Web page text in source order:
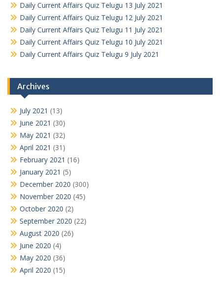
Daily Current Affairs Quiz Telugu 13 July 2021
Daily Current Affairs Quiz Telugu 12 July 2021
Daily Current Affairs Quiz Telugu 11 July 2021
Daily Current Affairs Quiz Telugu 10 July 2021
Daily Current Affairs Quiz Telugu 9 July 2021
Archives
July 2021 (13)
June 2021 (30)
May 2021 (32)
April 2021 (31)
February 2021 (16)
January 2021 (5)
December 2020 (300)
November 2020 (45)
October 2020 (2)
September 2020 (22)
August 2020 (26)
June 2020 (4)
May 2020 (36)
April 2020 (15)